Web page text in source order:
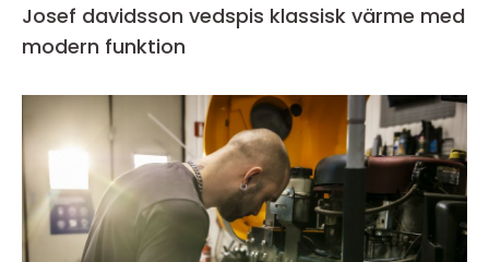
Josef davidsson vedspis klassisk värme med
modern funktion